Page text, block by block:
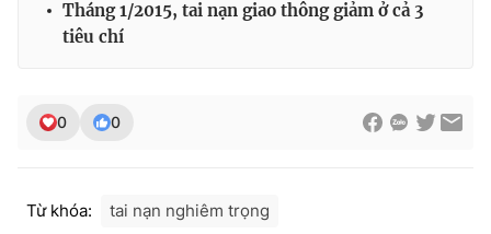
Tháng 1/2015, tai nạn giao thông giảm ở cả 3
tiêu chí
0 0
Từ khóa: tai nạn nghiêm trọng